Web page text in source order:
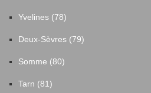
Yvelines (78)
Deux-Sèvres (79)
Somme (80)
Tarn (81)